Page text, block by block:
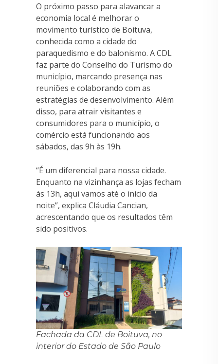
O próximo passo para alavancar a
economia local é melhorar o
movimento turístico de Boituva,
conhecida como a cidade do
paraquedismo e do balonismo. A CDL
faz parte do Conselho do Turismo do
município, marcando presença nas
reuniões e colaborando com as
estratégias de desenvolvimento. Além
disso, para atrair visitantes e
consumidores para o município, o
comércio está funcionando aos
sábados, das 9h às 19h.
“É um diferencial para nossa cidade.
Enquanto na vizinhança as lojas fecham
às 13h, aqui vamos até o início da
noite”, explica Cláudia Cancian,
acrescentando que os resultados têm
sido positivos.
Fachada da CDL de Boituva, no
interior do Estado de São Paulo